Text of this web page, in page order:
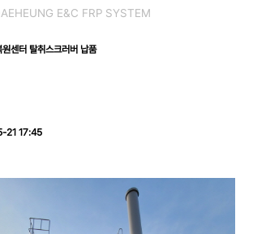
E&C FRP SYSTEM
원센터 탈취스크러버 납품
21 17:45